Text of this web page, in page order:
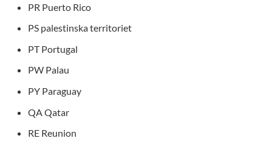
PR Puerto Rico
PS palestinska territoriet
PT Portugal
PW Palau
PY Paraguay
QA Qatar
RE Reunion